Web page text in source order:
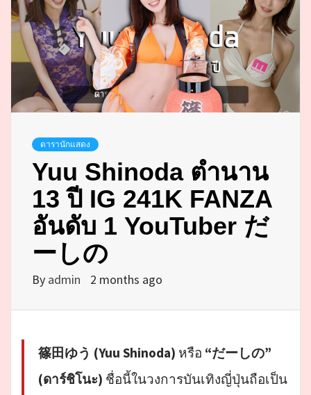
ดารานักแสดง
Yuu Shinoda ตำนาน
13 ปี IG 241K FANZA
อันดับ 1 YouTuber だ
ーしの
By admin 2 months ago
篠田ゆう (Yuu Shinoda) หรือ “だーしの”
(ดาร์ชิโนะ) ชื่อนี้ในวงการบันเทิงญี่ปุ่นถือเป็น